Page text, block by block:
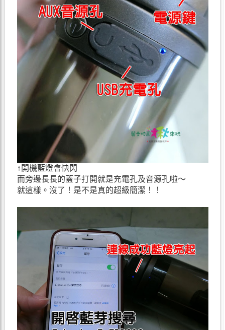
↑開機藍燈會快閃
而旁邊長長的蓋子打開就是充電孔及音源孔啦～
就這樣。沒了！是不是真的超級簡潔！！